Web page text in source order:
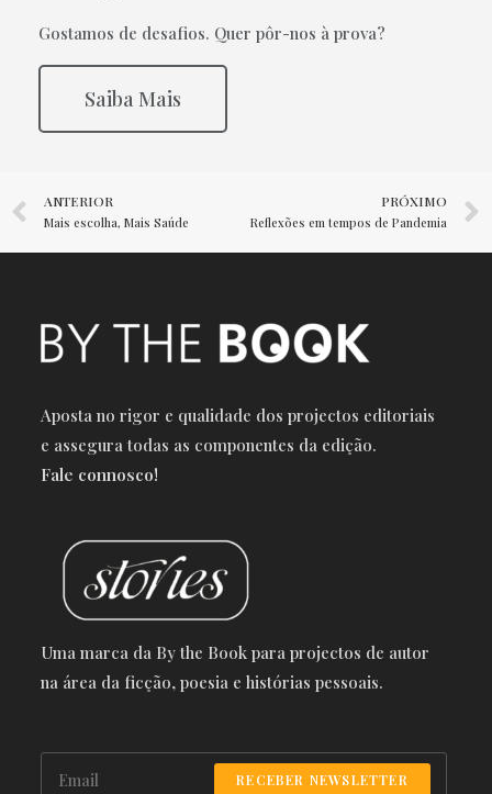
Gostamos de desafios. Quer pôr-nos à prova?
Saiba Mais
ANTERIOR
Mais escolha, Mais Saúde
PRÓXIMO
Reflexões em tempos de Pandemia
Aposta no rigor e qualidade dos projectos editoriais
e assegura todas as componentes da edição.
Fale connosco!
Uma marca da By the Book para projectos de autor
na área da ficção, poesia e histórias pessoais.
RECEBER NEWSLETTER